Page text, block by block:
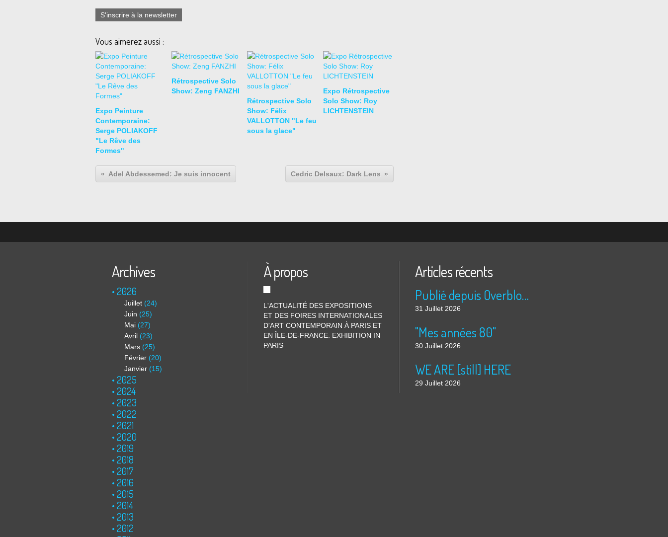
S'inscrire à la newsletter
Vous aimerez aussi :
Expo Peinture
Contemporaine:
Serge POLIAKOFF
"Le Rêve des
Formes"
Rétrospective Solo
Show: Zeng FANZHI
Rétrospective Solo
Show: Félix
VALLOTTON "Le feu
sous la glace"
Expo Rétrospective
Solo Show: Roy
LICHTENSTEIN
Adel Abdessemed: Je suis innocent Cedric Delsaux: Dark Lens
Archives
2026
Juillet (24)
Juin (25)
Mai (27)
Avril (23)
Mars (25)
Février (20)
Janvier (15)
2025
2024
2023
2022
2021
2020
2019
2018
2017
2016
2015
2014
2013
2012
À propos
L'ACTUALITÉ DES EXPOSITIONS
ET DES FOIRES INTERNATIONALES
D'ART CONTEMPORAIN À PARIS ET
EN ÎLE-DE-FRANCE. EXHIBITION IN
PARIS
Articles récents
Publié depuis Overblog et Facebook
31 Juillet 2026
"Mes années 80"
30 Juillet 2026
WE ARE [still] HERE
29 Juillet 2026